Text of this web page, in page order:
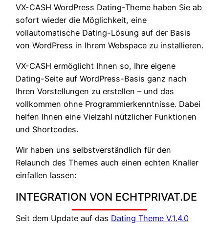
VX-CASH WordPress Dating-Theme haben Sie ab
sofort wieder die Möglichkeit, eine
vollautomatische Dating-Lösung auf der Basis
von WordPress in Ihrem Webspace zu installieren.
VX-CASH ermöglicht Ihnen so, Ihre eigene
Dating-Seite auf WordPress-Basis ganz nach
Ihren Vorstellungen zu erstellen – und das
vollkommen ohne Programmierkenntnisse. Dabei
helfen Ihnen eine Vielzahl nützlicher Funktionen
und Shortcodes.
Wir haben uns selbstverständlich für den
Relaunch des Themes auch einen echten Knaller
einfallen lassen:
INTEGRATION VON ECHTPRIVAT.DE
Seit dem Update auf das Dating Theme V.1.4.0